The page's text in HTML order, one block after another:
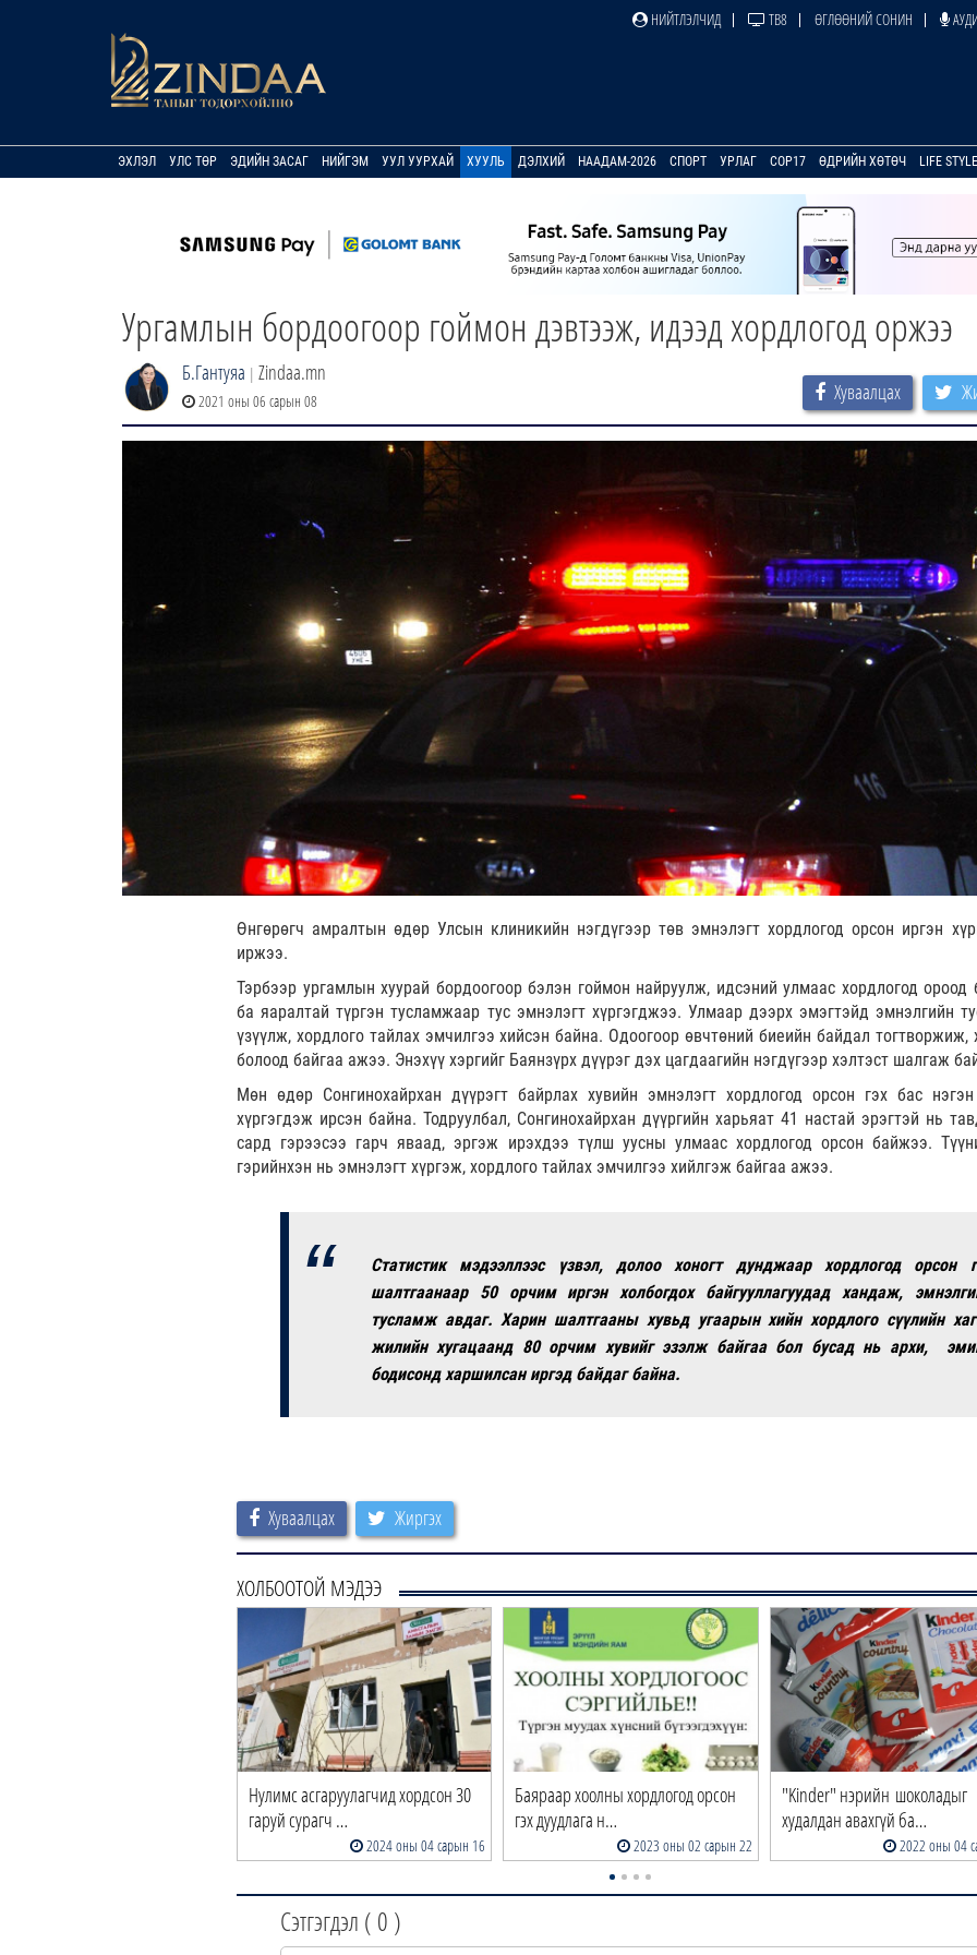
НИЙТЛЭЛЧИД ТВ8 ӨГЛӨӨНИЙ СОНИН
ЭХЛЭЛ УЛС ТӨР ЭДИЙН ЗАСАГ НИЙГЭМ УУЛ УУРХАЙ ХУУЛЬ ДЭЛХИЙ НААДАМ-2026 СПОРТ УРЛАГ COP17 ӨДРИЙН ХӨТӨЧ LIFE STYLE
Ургамлын бордоогоор гоймон дэвтээж, идээд хордлогод оржээ
Б.Гантуяа | Zindaa.mn
2021 оны 06 сарын 08 Хуваалцах
Өнгөрөгч амралтын өдөр Улсын клиникийн нэгдүгээр төв эмнэлэгт хордлогод орсон иргэн
иржээ.
Тэрбээр ургамлын хуурай бордоогоор бэлэн гоймон найруулж, идсэний улмаас хордлогод ороод
ба яаралтай түргэн тусламжаар тус эмнэлэгт хүргэгджээ. Улмаар дээрх эмэгтэйд эмнэлгийн
үзүүлж, хордлого тайлах эмчилгээ хийсэн байна. Одоогоор өвчтөний биеийн байдал тогтворжиж,
болоод байгаа ажээ. Энэхүү хэргийг Баянзүрх дүүрэг дэх цагдаагийн нэгдүгээр хэлтэст шалгаж
Мөн өдөр Сонгинохайрхан дүүрэгт байрлах хувийн эмнэлэгт хордлогод орсон гэх бас нэгэн
хүргэгдэж ирсэн байна. Тодруулбал, Сонгинохайрхан дүүргийн харьяат 41 настай эрэгтэй нь
сард гэрээсээ гарч яваад, эргэж ирэхдээ түлш уусны улмаас хордлогод орсон байжээ.
гэрийнхэн нь эмнэлэгт хүргэж, хордлого тайлах эмчилгээ хийлгэж байгаа ажээ.
Статистик мэдээллээс үзвэл, долоо хоногт дунджаар хордлогод орсон
шалтгаанаар 50 орчим иргэн холбогдох байгууллагуудад хандаж,
тусламж авдаг. Харин шалтгааны хувьд угаарын хийн хордлого сүүлийн
жилийн хугацаанд 80 орчим хувийг эзэлж байгаа бол бусад нь архи,
бодисонд харшилсан иргэд байдаг байна.
Хуваалцах Жиргэх
ХОЛБООТОЙ МЭДЭЭ
Нулимс асгаруулагчид хордсон 30
гаруй сурагч …
2024 оны 04 сарын 16
Баяраар хоолны хордлогод орсон
гэх дуудлага н…
2023 оны 02 сарын 22
"Kinder" нэрийн шоколадыг
худалдан авахгүй ба…
2022 оны 04
Сэтгэгдэл ( 0 )